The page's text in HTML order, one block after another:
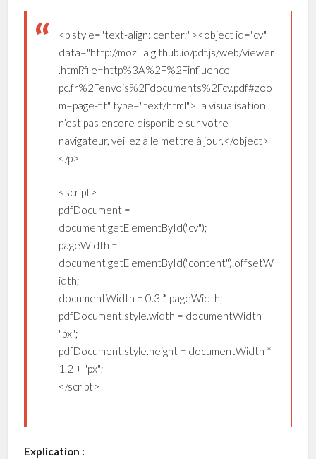
<p style="text-align: center;"><object id="cv"
data="http://mozilla.github.io/pdf.js/web/viewer
.html?file=http%3A%2F%2Finfluence-
pc.fr%2Fenvois%2Fdocuments%2Fcv.pdf#zoo
m=page-fit" type="text/html">La visualisation
n’est pas encore disponible sur votre
navigateur, veillez à le mettre à jour.</object>
</p>
<script>
pdfDocument =
document.getElementById("cv");
pageWidth =
document.getElementById("content").offsetW
idth;
documentWidth = 0.3 * pageWidth;
pdfDocument.style.width = documentWidth +
"px";
pdfDocument.style.height = documentWidth *
1.2 + "px";
</script>
Explication :